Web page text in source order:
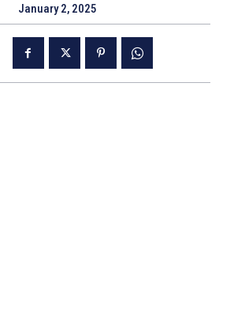
January 2, 2025